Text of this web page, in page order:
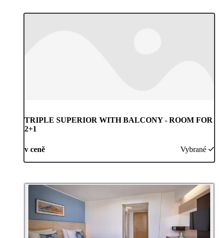
TRIPLE SUPERIOR WITH BALCONY - ROOM FOR
2+1
v ceně Vybrané